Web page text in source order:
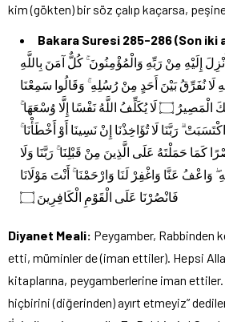
kim (gökten) bir söz çalıp kaçarsa, peşine
Bakara Suresi 285-286 (Son iki
إِلَيْهِ مِنْ رَبِّهِ وَالْمُؤْمِنُونَ ۚ كُلٌّ آمَنَ بِاللَّهِ
لَا نُفَرِّقُ بَيْنَ أَحَدٍ مِنْ رُسُلِهِ ۚ وَقَالُوا سَمِعْنَا
وَأَطَعْنَا ۖ غُفْرَانَكَ رَبَّنَا وَإِلَيْكَ الْمَصِيرُ ۝ لَا يُكَلِّفُ اللَّهُ نَفْسًا إِلَّا وُسْعَهَا ۚ
رَبَّنَا لَا تُؤَاخِذْنَا إِنْ نَسِينَا أَوْ أَخْطَأْنَا
كَمَا حَمَلْتَهُ عَلَى الَّذِينَ مِنْ قَبْلِنَا ۚ رَبَّنَا وَلَا
وَاعْفُ عَنَّا وَاغْفِرْ لَنَا وَارْحَمْنَا ۚ أَنْتَ مَوْلَانَا
فَانْصُرْنَا عَلَى الْقَوْمِ الْكَافِرِينَ ۝
Diyanet Meali: Peygamber, Rabbinden
etti, müminler de (iman ettiler). Hepsi
kitaplarına, peygamberlerine iman
hiçbirini (diğerinden) ayırt etmeyiz”